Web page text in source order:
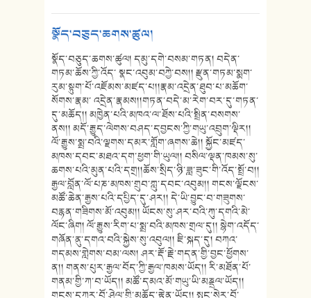
སྣོད་བཅུད་ཆགས་ཚུལ།
སྣོད་བཅུད་ཆགས་ཚུལ། དམུ་དགེ་བསམ་གཏན། བདེན་
གཏམ་ཆོས་ཀྱི་འོད་ སྣང་འབུམ་བཀྱེ་བས།། རྫུན་གཏམ་སྨག་
རུམ་སྟུག་པོ་འཇོམས་མཛད་པ།།རྣམ་འདྲེན་ཐུབ་པ་མཆོག་
སོགས་རྣམ་ འདྲེན་རྣམས།།གཏན་བདེ་མ་རེག་བར་དུ་གཏན་
དུ་མཆོད།། མཁྱེན་པའི་མཁའ་ལ་ཐོས་པའི་སྤྲིན་བསགས་
ནས།། མདོ་རྒྱུད་ལེགས་བཤད་དབྱངས་ཀྱི་གཡུ་འབྲུག་ལྡིར།།
ལོ་རྒྱུས་སྨྲ་བའི་ལྗགས་དམར་གློག་ཞགས་ཆེ།། སྐྱོང་མཛད་
མཁས་དབང་མཐའ་དག་ཕྱག་གི་ཡུལ།། བསིལ་ལྡན་ཁམས་སུ་
ཆགས་པའི་མུན་པའི་དགྲ།།ཆོས་སྲིད་ཉི་ཟླ་ཟུང་གི་འོད་སྤྲོ་བ།།
རྒྱལ་བློན་ལོ་པཎ་མཁས་གྲུབ་ཀླུ་དབང་འབུམ།། གངས་ལྗོངས་
མཚོ་ཆེན་རྒྱས་པའི་དཔྱིད་དུ་ཤར།། དེ་ཡི་བྱུང་བ་གཟུགས་
བརྙན་གཟིགས་མོ་འབུམ།། ཡོངས་སུ་ཤར་བའི་ཀུ་དགའི་མེ་
ལོང་ཞིག། ལོ་རྒྱུས་རིག་པ་སྨྲ་བའི་མཁས་གྲལ་དུ།། སྙེག་འདོད་
གཞོན་ནུ་དགའ་བའི་སྐྱེས་སུ་འབུལ།། ཇི་སྐད་དུ། བཀའ་
གདམས་གླེགས་བམ་ལས། ཤར་རྡོ་རྗེ་གདན་གྱི་བྱང་ཕྱོགས་
ན།། གནས་པུར་རྒྱལ་བོད་ཀྱི་རྒྱལ་ཁམས་ཡོད།། རི་མཐོན་པོ་
གནམ་གྱི་ཀ་བ་ཡོད།། མཚོ་དམའ་མོ་གཡུ་ཡི་མཎྡྲལ་ཡོད།།
གངས་དཀར་བོ་ཤེལ་གྱི་མཆོད་རྟེན་ཡོད།། སྤང་སེར་བོ་